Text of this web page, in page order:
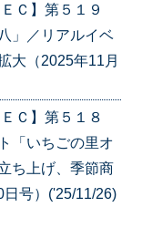
Ｃ】第５１９
」／リアルイベ
大（2025年11月
Ｃ】第５１８
「いちごの里オ
ち上げ、季節商
号）('25/11/26)